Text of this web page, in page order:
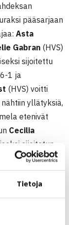
Tietoja
pääsarjaan
Asta
Gabran (HVS)
sijoitettu
1 ja
(HVS) voitti
yllätyksiä,
etenivät
Cecilia
sijoitetun
14-vuotias
Tuomela.